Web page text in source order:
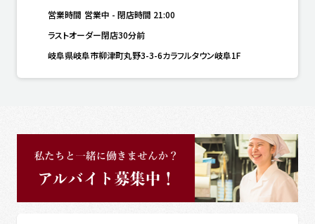
営業時間 営業中 - 閉店時間 21:00
ラストオーダー閉店30分前
岐阜県岐阜市柳津町丸野3-3-6カラフルタウン岐阜1F